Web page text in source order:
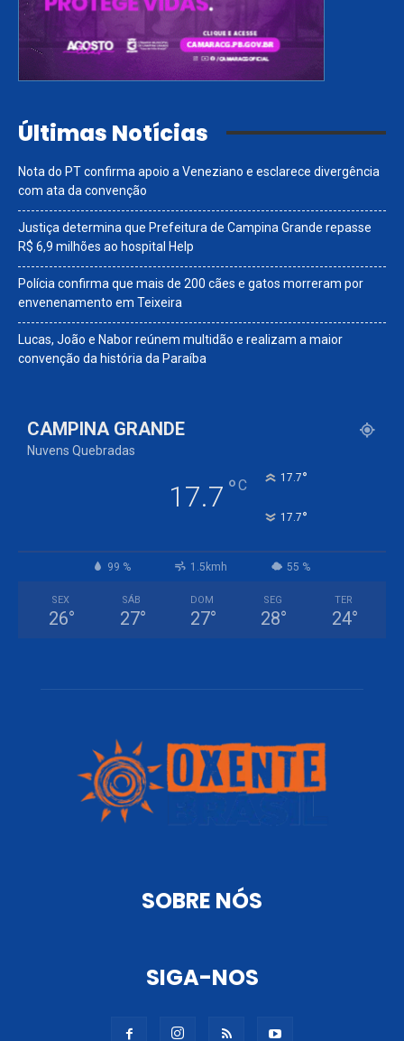
Últimas Notícias
Nota do PT confirma apoio a Veneziano e esclarece divergência
com ata da convenção
Justiça determina que Prefeitura de Campina Grande repasse
R$ 6,9 milhões ao hospital Help
Polícia confirma que mais de 200 cães e gatos morreram por
envenenamento em Teixeira
Lucas, João e Nabor reúnem multidão e realizam a maior
convenção da história da Paraíba
CAMPINA GRANDE
Nuvens Quebradas
17.7 °C 17.7°
17.7°
99 % 1.5kmh 55 %
SEX
26°
SÁB
27°
DOM
27°
SEG
28°
TER
24°
SOBRE NÓS
SIGA-NOS